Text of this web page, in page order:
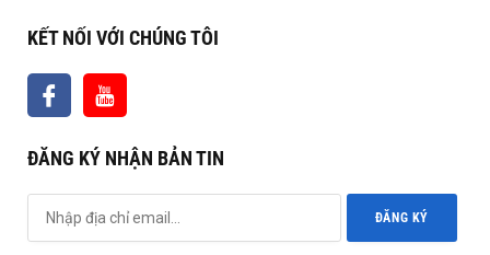
KẾT NỐI VỚI CHÚNG TÔI
ĐĂNG KÝ NHẬN BẢN TIN